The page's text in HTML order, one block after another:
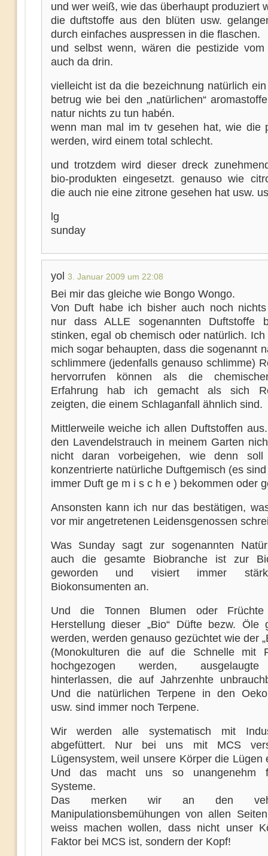
und wer weiß, wie das überhaupt produziert
die duftstoffe aus den blüten usw.
durch einfaches auspressen in die flaschen.
und selbst wenn, wären die pestizide
auch da drin.
vielleicht ist da die bezeichnung natürlich
betrug wie bei den „natürlichen“
natur nichts zu tun habén.
wenn man mal im tv gesehen hat, wie die
werden, wird einem total schlecht.
und trotzdem wird dieser dreck
bio-produkten eingesetzt. genauso wie
die auch nie eine zitrone gesehen hat usw.
lg
sunday
yol 3. Januar 2009 um 22:08
Bei mir das gleiche wie Bongo Wongo.
Von Duft habe ich bisher auch noch
nur dass ALLE sogenannten Duftstoffe
stinken, egal ob chemisch oder natürlich. Ich
mich sogar behaupten, dass die sogenannt
schlimmere (jedenfalls genauso schlimme)
hervorrufen können als die
Erfahrung hab ich gemacht als sich
zeigten, die einem Schlaganfall ähnlich sind.
Mittlerweile weiche ich allen Duftstoffen
den Lavendelstrauch in meinem Garten
nicht daran vorbeigehen, wie denn
konzentrierte natürliche Duftgemisch (es
immer Duft ge m i s c h e ) bekommen oder
Ansonsten kann ich nur das bestätigen,
vor mir angetretenen Leidensgenossen
Was Sunday sagt zur sogenannten
auch die gesamte Biobranche ist zur
geworden und visiert immer
Biokonsumenten an.
Und die Tonnen Blumen oder
Herstellung dieser „Bio“ Düfte bezw. Öle
werden, werden genauso gezüchtet wie der
(Monokulturen die auf die Schnelle mit
hochgezogen werden,
hinterlassen, die auf Jahrzenhte
Und die natürlichen Terpene in den
usw. sind immer noch Terpene.
Wir werden alle systematisch mit
abgefüttert. Nur bei uns mit MCS
Lügensystem, weil unsere Körper die Lügen
Und das macht uns so unangenehm
Systeme.
Das merken wir an den
Manipulationsbemühungen von allen
weiss machen wollen, dass nicht unser
Faktor bei MCS ist, sondern der Kopf!